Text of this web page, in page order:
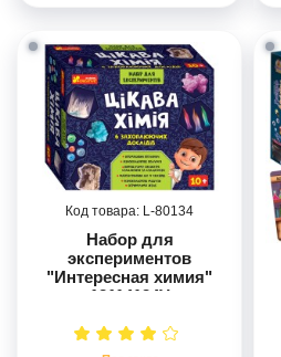
80134
Набор для
экспериментов
"Интересная химия"
12114124У